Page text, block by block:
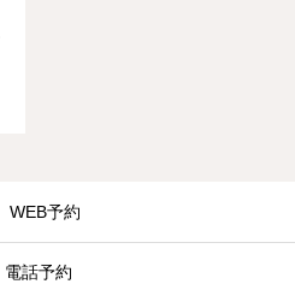
WEB予約
電話予約